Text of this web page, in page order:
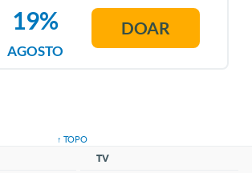
AGOSTO
19% DOAR
↑ TOPO
TV